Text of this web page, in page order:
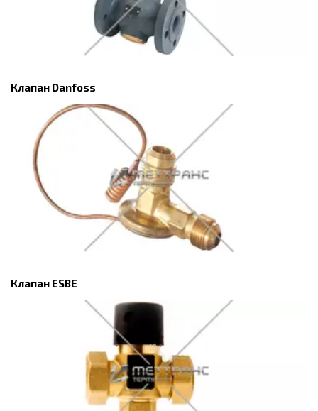
Клапан Danfoss
Клапан ESBE